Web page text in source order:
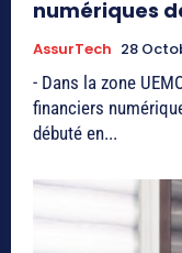
numériques
AssurTech 28
- Dans la zone
financiers
débuté en...